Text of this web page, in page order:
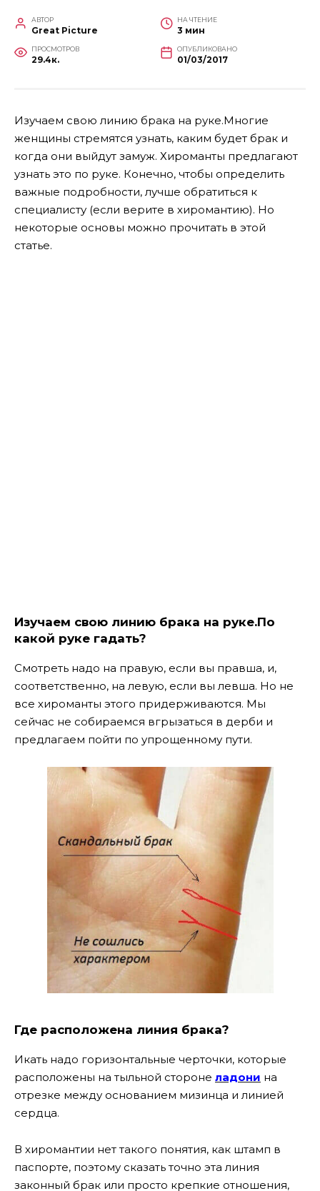
АВТОР
Great Picture
НА ЧТЕНИЕ
3 мин
ПРОСМОТРОВ
29.4к.
ОПУБЛИКОВАНО
01/03/2017
Изучаем свою линию брака на руке.Многие
женщины стремятся узнать, каким будет брак и
когда они выйдут замуж. Хироманты предлагают
узнать это по руке. Конечно, чтобы определить
важные подробности, лучше обратиться к
специалисту (если верите в хиромантию). Но
некоторые основы можно прочитать в этой
статье.
Изучаем свою линию брака на руке.По
какой руке гадать?
Смотреть надо на правую, если вы правша, и,
соответственно, на левую, если вы левша. Но не
все хироманты этого придерживаются. Мы
сейчас не собираемся вгрызаться в дерби и
предлагаем пойти по упрощенному пути.
Где расположена линия брака?
Икать надо горизонтальные черточки, которые
расположены на тыльной стороне ладони на
отрезке между основанием мизинца и линией
сердца.
В хиромантии нет такого понятия, как штамп в
паспорте, поэтому сказать точно эта линия
законный брак или просто крепкие отношения,